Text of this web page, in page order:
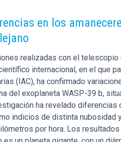
en los
realizadas con el
internacional, en el que
(IAC), ha confirmado
del exoplaneta WASP-39 b,
ha revelado diferencias
indicios de distinta nubosidad
por hora. Los